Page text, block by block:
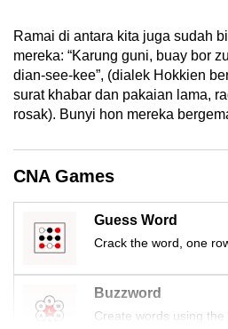
Ramai di antara kita juga sudah
mereka: “Karung guni, buay bor
dian-see-kee”, (dialek Hokkien
surat khabar dan pakaian lama,
rosak). Bunyi hon mereka
CNA Games
Guess Word
Crack the word, one
Buzzword
Create words using the
Upgraded
but
still
having
Contact
us